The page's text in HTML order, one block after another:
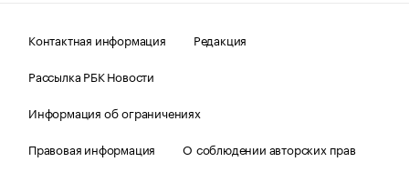
Контактная информация
Редакция
Рассылка РБК Новости
Информация об ограничениях
Правовая информация
О соблюдении авторских прав